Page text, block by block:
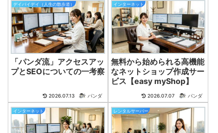
デイバイデイ（人生の散歩道）
「パンダ流」アクセスアッ
プとSEOについての一考察
2026.07.13 パンダ
インターネット
無料から始められる高機能
なネットショップ作成サー
ビス【easy myShop】
2026.07.07 パンダ
インターネット レンタルサーバー